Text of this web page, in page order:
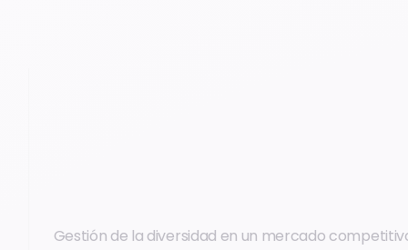
Gestión de la diversidad en un mercado